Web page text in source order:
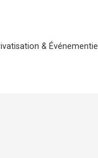
& Événementiel